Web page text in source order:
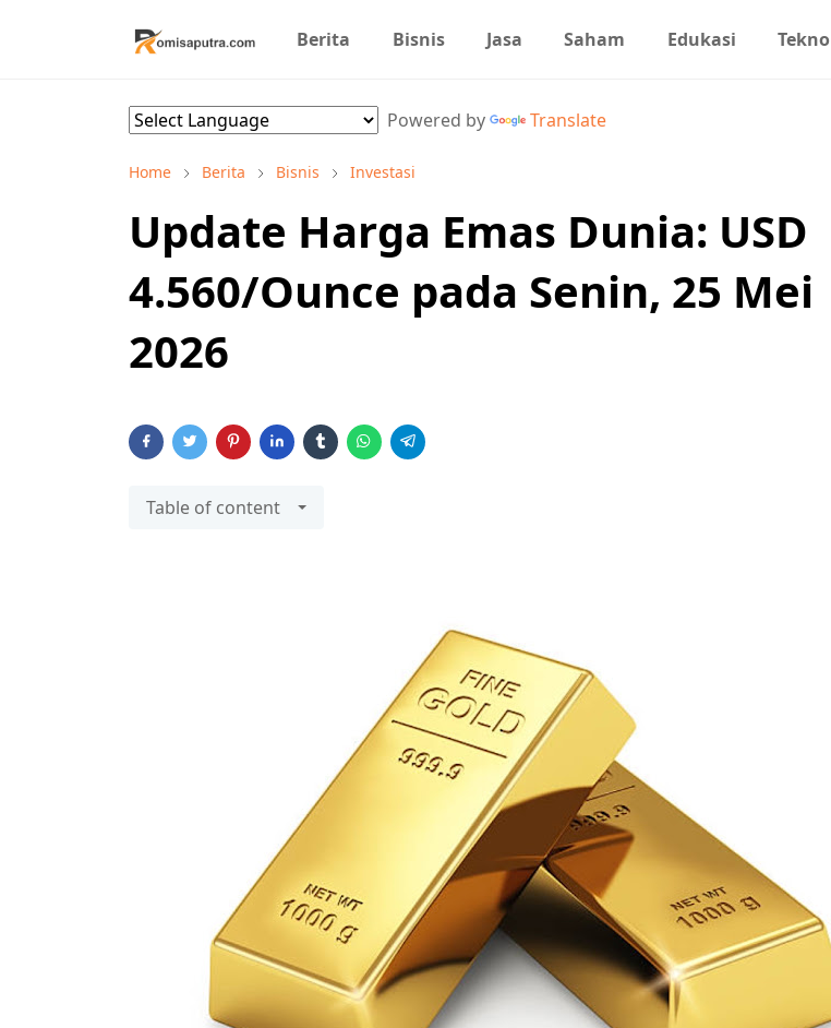
Berita Bisnis Jasa Saham Edukasi Tekno
Powered by Translate
Home Berita Bisnis Investasi
Update Harga Emas Dunia: USD
4.560/Ounce pada Senin, 25 Mei
2026
Table of content